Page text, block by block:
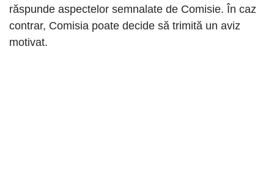
răspunde aspectelor semnalate de Comisie. În caz
contrar, Comisia poate decide să trimită un aviz
motivat.